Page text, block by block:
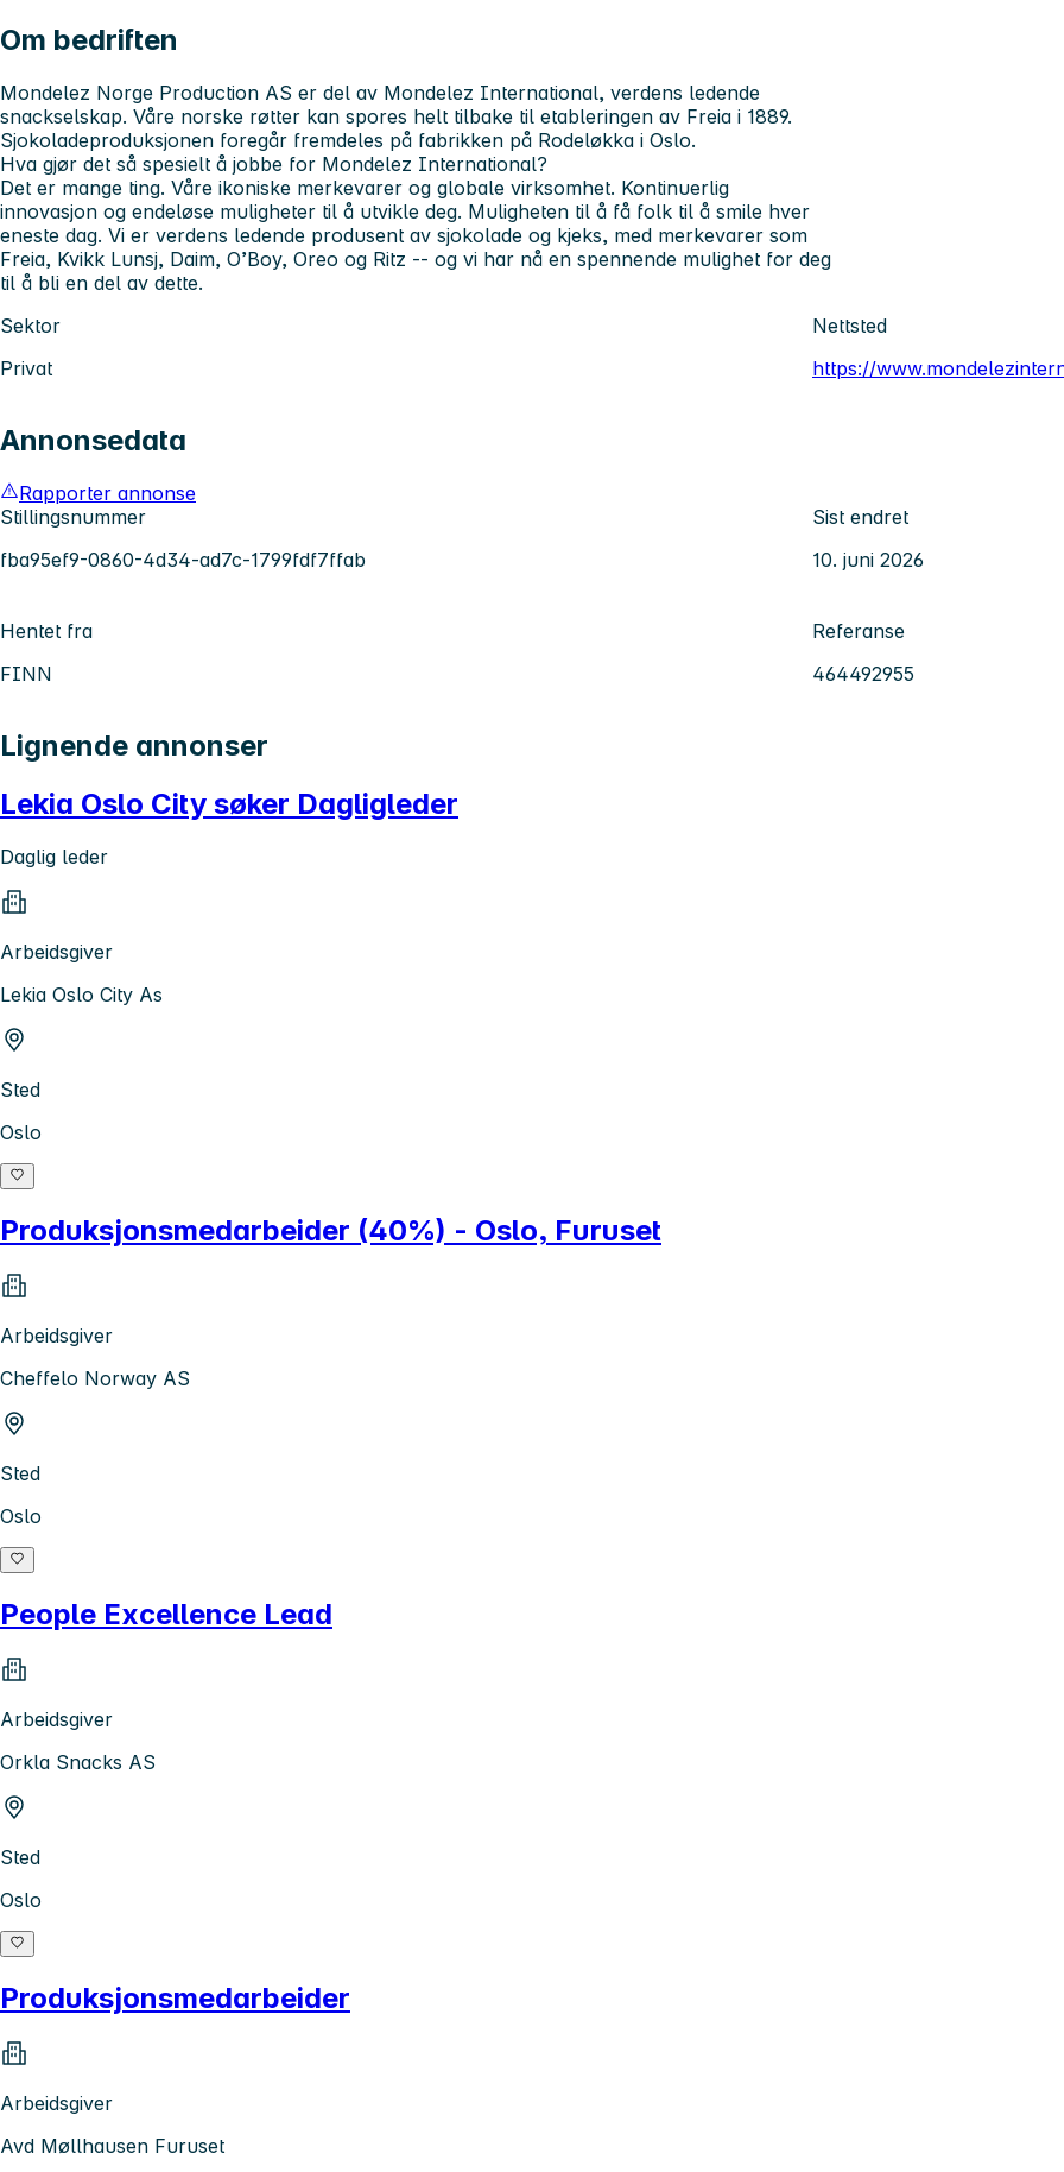
Om bedriften
Mondelez Norge Production AS er del av Mondelez International, verdens ledende
snackselskap. Våre norske røtter kan spores helt tilbake til etableringen av Freia i 1889.
Sjokoladeproduksjonen foregår fremdeles på fabrikken på Rodeløkka i Oslo.
Hva gjør det så spesielt å jobbe for Mondelez International?
Det er mange ting. Våre ikoniske merkevarer og globale virksomhet. Kontinuerlig
innovasjon og endeløse muligheter til å utvikle deg. Muligheten til å få folk til å smile hver
eneste dag. Vi er verdens ledende produsent av sjokolade og kjeks, med merkevarer som
Freia, Kvikk Lunsj, Daim, O’Boy, Oreo og Ritz -- og vi har nå en spennende mulighet for deg
til å bli en del av dette.
Sektor
Privat
Nettsted
https://
Annonsedata
Rapporter annonse
Stillingsnummer
fba95ef9-0860-4d34-ad7c-1799fdf7ffab
Sist endret
10. juni 2026
Hentet fra
FINN
Referanse
464492955
Lignende annonser
Lekia Oslo City søker Dagligleder
Daglig leder
Arbeidsgiver
Lekia Oslo City As
Sted
Oslo
Produksjonsmedarbeider (40%) - Oslo, Furuset
Arbeidsgiver
Cheffelo Norway AS
Sted
Oslo
People Excellence Lead
Arbeidsgiver
Orkla Snacks AS
Sted
Oslo
Produksjonsmedarbeider
Arbeidsgiver
Avd Møllhausen Furuset